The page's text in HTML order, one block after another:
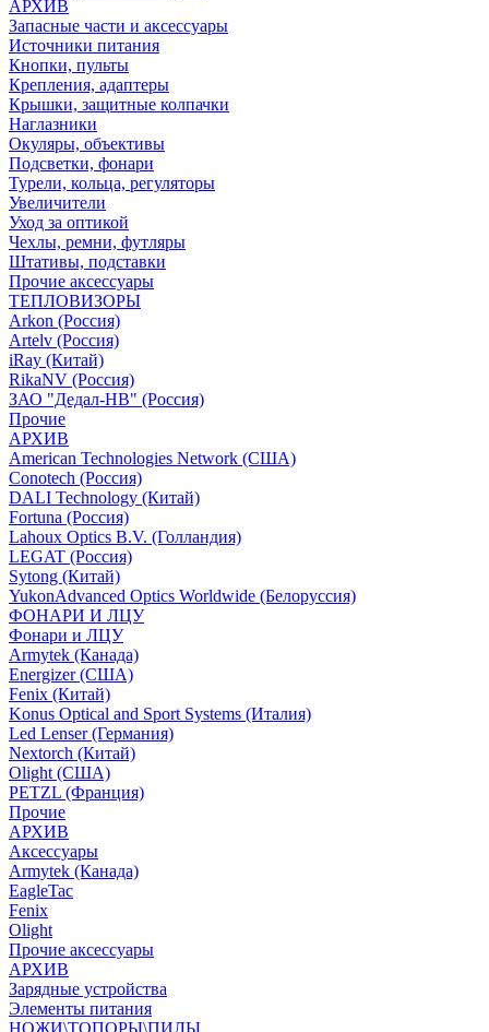
АРХИВ
Запасные части и аксессуары
Источники питания
Кнопки, пульты
Крепления, адаптеры
Крышки, защитные колпачки
Наглазники
Окуляры, объективы
Подсветки, фонари
Турели, кольца, регуляторы
Увеличители
Уход за оптикой
Чехлы, ремни, футляры
Штативы, подставки
Прочие аксессуары
ТЕПЛОВИЗОРЫ
Arkon (Россия)
Artelv (Россия)
iRay (Китай)
RikaNV (Россия)
ЗАО "Дедал-НВ" (Россия)
Прочие
АРХИВ
American Technologies Network (США)
Conotech (Россия)
DALI Technology (Китай)
Fortuna (Россия)
Lahoux Optics B.V. (Голландия)
LEGAT (Россия)
Sytong (Китай)
YukonAdvanced Optics Worldwide (Белоруссия)
ФОНАРИ И ЛЦУ
Фонари и ЛЦУ
Armytek (Канада)
Energizer (США)
Fenix (Китай)
Konus Optical and Sport Systems (Италия)
Led Lenser (Германия)
Nextorch (Китай)
Olight (США)
PETZL (Франция)
Прочие
АРХИВ
Аксессуары
Armytek (Канада)
EagleTac
Fenix
Olight
Прочие аксессуары
АРХИВ
Зарядные устройства
Элементы питания
НОЖИ\ТОПОРЫ\ПИЛЫ